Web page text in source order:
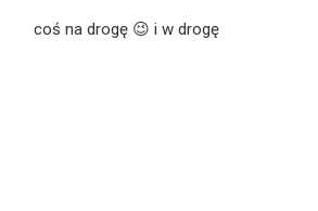
coś na drogę 😉 i w drogę